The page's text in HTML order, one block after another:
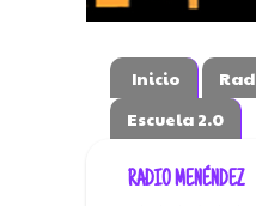
Inicio
Escuela 2.0
RADIO MENÉNDEZ